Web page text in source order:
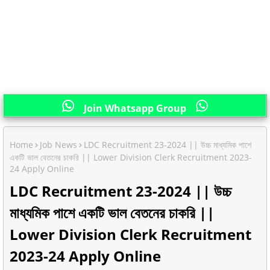
Join Whatsapp Group
Home Job News
LDC Recruitment 23-2024 || উচ্চ মাধ্যমিক পাশে
একটি ভাল বেতনের চাকরি || Lower Division Clerk Recruitment 2023-
24 Apply Online
LDC Recruitment 23-2024 || উচ্চ
মাধ্যমিক পাশে একটি ভাল বেতনের চাকরি ||
Lower Division Clerk Recruitment
2023-24 Apply Online